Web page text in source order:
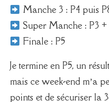
Manche 3 : P4 puis
Super Manche : P3
Finale : P5
Je termine en P5, un
mais ce week-end m’a
points et de sécuriser la